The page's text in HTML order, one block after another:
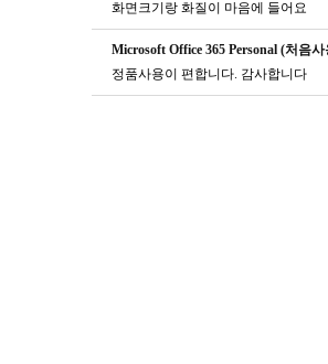
화면크기랑 화질이 마음에 들어요
Microsoft Office 365 Personal (처음
정품사용이 편합니다. 감사합니다